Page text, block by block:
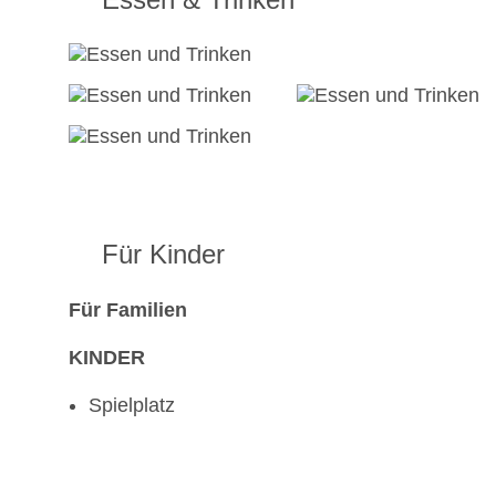
Für Kinder
Für Familien
KINDER
Spielplatz